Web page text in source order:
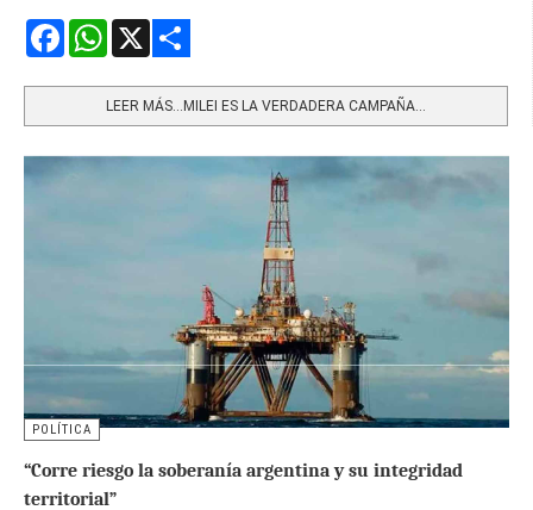
FacebookWhatsApp
LEER MÁS…MILEI ES LA VERDADERA CAMPAÑA...
POLÍTICA
“Corre riesgo la soberanía argentina y su integridad
territorial”